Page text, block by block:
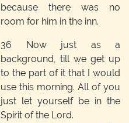
because there was no
room for him in the inn.
36 Now just as a
background, till we get up
to the part of it that I would
use this morning. All of you
just let yourself be in the
Spirit of the Lord.